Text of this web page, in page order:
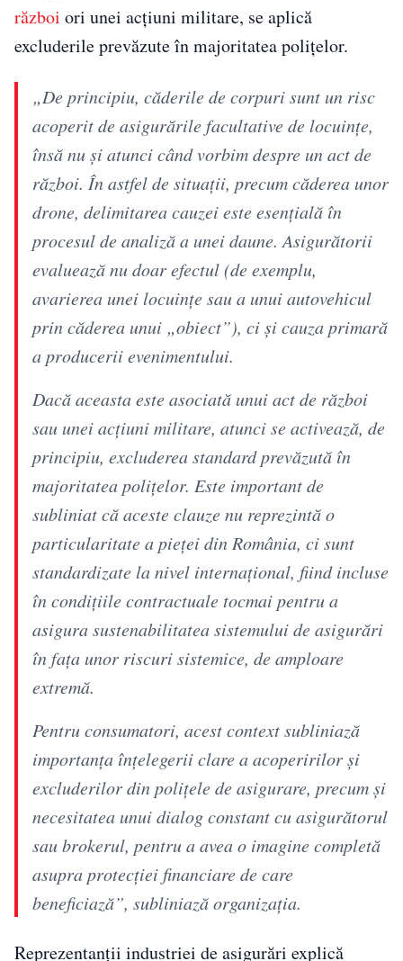
război ori unei acțiuni militare, se aplică
excluderile prevăzute în majoritatea polițelor.
„De principiu, căderile de corpuri sunt un risc
acoperit de asigurările facultative de locuinţe,
însă nu şi atunci când vorbim despre un act de
război. În astfel de situaţii, precum căderea unor
drone, delimitarea cauzei este esenţială în
procesul de analiză a unei daune. Asigurătorii
evaluează nu doar efectul (de exemplu,
avarierea unei locuinţe sau a unui autovehicul
prin căderea unui „obiect”), ci şi cauza primară
a producerii evenimentului.
Dacă aceasta este asociată unui act de război
sau unei acţiuni militare, atunci se activează, de
principiu, excluderea standard prevăzută în
majoritatea poliţelor. Este important de
subliniat că aceste clauze nu reprezintă o
particularitate a pieţei din România, ci sunt
standardizate la nivel internaţional, fiind incluse
în condiţiile contractuale tocmai pentru a
asigura sustenabilitatea sistemului de asigurări
în faţa unor riscuri sistemice, de amploare
extremă.
Pentru consumatori, acest context subliniază
importanţa înţelegerii clare a acoperirilor şi
excluderilor din poliţele de asigurare, precum şi
necesitatea unui dialog constant cu asigurătorul
sau brokerul, pentru a avea o imagine completă
asupra protecţiei financiare de care
beneficiază”, subliniază organizaţia.
Reprezentanții industriei de asigurări explică